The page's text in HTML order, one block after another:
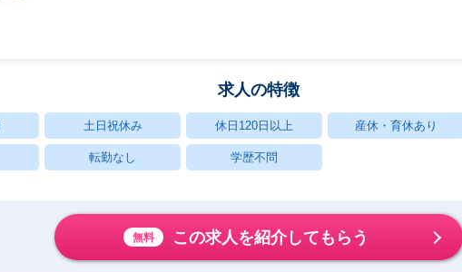
求人の特徴
土日祝休み 休日120日以上 産休・育休あり
転勤なし 学歴不問
無料 この求人を紹介してもらう